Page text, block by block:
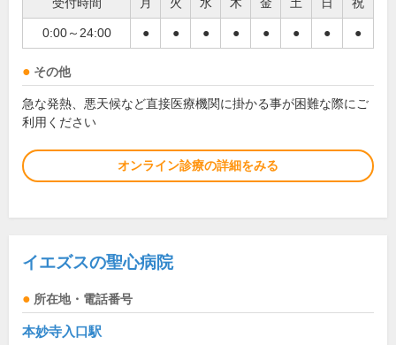
0:00～24:00 ● ● ● ● ● ● ● ●
その他
急な発熱、悪天候など直接医療機関に掛かる事が困難な際にご
利用ください
オンライン診療の詳細をみる
イエズスの聖心病院
所在地・電話番号
本妙寺入口駅